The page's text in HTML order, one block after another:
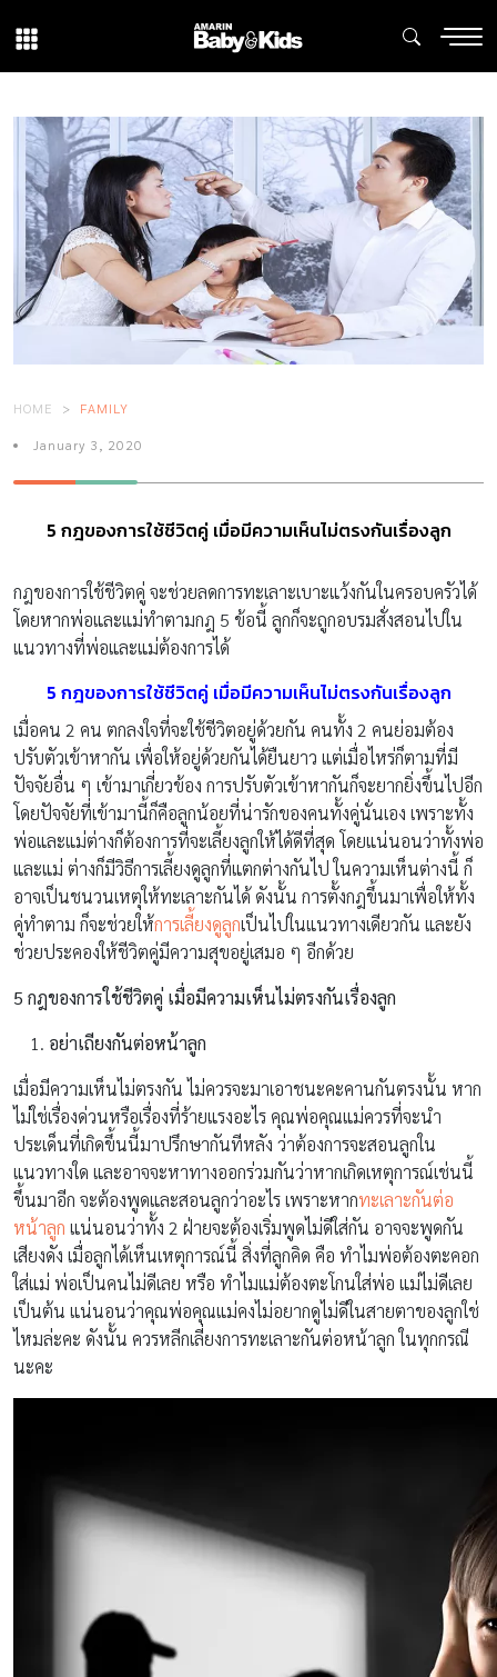
HOME FAMILY
January 3, 2020
5 กฎของการใช้ชีวิตคู่ เมื่อมีความเห็นไม่ตรงกันเรื่องลูก
กฎของการใช้ชีวิตคู่ จะช่วยลดการทะเลาะเบาะแว้งกันในครอบครัวได้
โดยหากพ่อและแม่ทำตามกฎ 5 ข้อนี้ ลูกก็จะถูกอบรมสั่งสอนไปใน
แนวทางที่พ่อและแม่ต้องการได้
5 กฎของการใช้ชีวิตคู่ เมื่อมีความเห็นไม่ตรงกันเรื่องลูก
เมื่อคน 2 คน ตกลงใจที่จะใช้ชีวิตอยู่ด้วยกัน คนทั้ง 2 คนย่อมต้อง
ปรับตัวเข้าหากัน เพื่อให้อยู่ด้วยกันได้ยืนยาว แต่เมื่อไหร่ก็ตามที่มี
ปัจจัยอื่น ๆ เข้ามาเกี่ยวข้อง การปรับตัวเข้าหากันก็จะยากยิ่งขึ้นไปอีก
โดยปัจจัยที่เข้ามานี้ก็คือลูกน้อยที่น่ารักของคนทั้งคู่นั่นเอง เพราะทั้ง
พ่อและแม่ต่างก็ต้องการที่จะเลี้ยงลูกให้ได้ดีที่สุด โดยแน่นอนว่าทั้งพ่อ
และแม่ ต่างก็มีวิธีการเลี้ยงดูลูกที่แตกต่างกันไป ในความเห็นต่างนี้ ก็
อาจเป็นชนวนเหตุให้ทะเลาะกันได้ ดังนั้น การตั้งกฎขึ้นมาเพื่อให้ทั้ง
คู่ทำตาม ก็จะช่วยให้การเลี้ยงดูลูกเป็นไปในแนวทางเดียวกัน และยัง
ช่วยประคองให้ชีวิตคู่มีความสุขอยู่เสมอ ๆ อีกด้วย
5 กฎของการใช้ชีวิตคู่ เมื่อมีความเห็นไม่ตรงกันเรื่องลูก
อย่าเถียงกันต่อหน้าลูก
เมื่อมีความเห็นไม่ตรงกัน ไม่ควรจะมาเอาชนะคะคานกันตรงนั้น หาก
ไม่ใช่เรื่องด่วนหรือเรื่องที่ร้ายแรงอะไร คุณพ่อคุณแม่ควรที่จะนำ
ประเด็นที่เกิดขึ้นนี้มาปรึกษากันทีหลัง ว่าต้องการจะสอนลูกใน
แนวทางใด และอาจจะหาทางออกร่วมกันว่าหากเกิดเหตุการณ์เช่นนี้
ขึ้นมาอีก จะต้องพูดและสอนลูกว่าอะไร เพราะหากทะเลาะกันต่อ
หน้าลูก แน่นอนว่าทั้ง 2 ฝ่ายจะต้องเริ่มพูดไม่ดีใส่กัน อาจจะพูดกัน
เสียงดัง เมื่อลูกได้เห็นเหตุการณ์นี้ สิ่งที่ลูกคิด คือ ทำไมพ่อต้องตะคอก
ใส่แม่ พ่อเป็นคนไม่ดีเลย หรือ ทำไมแม่ต้องตะโกนใส่พ่อ แม่ไม่ดีเลย
เป็นต้น แน่นอนว่าคุณพ่อคุณแม่คงไม่อยากดูไม่ดีในสายตาของลูกใช่
ไหมล่ะคะ ดังนั้น ควรหลีกเลี่ยงการทะเลาะกันต่อหน้าลูก ในทุกกรณี
นะคะ